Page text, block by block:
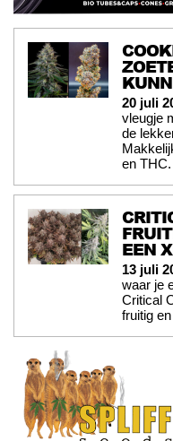
20 juli
vleugje
de
en THC.
EEN
13 juli
waar je
Critical
fruitig